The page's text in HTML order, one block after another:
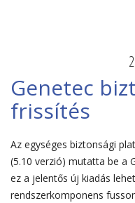
Genetec
frissítés
Az egységes biztonsági
(5.10 verzió) mutatta be a
ez a jelentős új kiadás
rendszerkomponens